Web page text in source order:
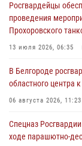
06 августа 2026, 12:05
В Белгороде
областного центра
Росгвардия
83-й годовщины
06 августа 2026, 06:54
Росгвардейцы
проведения
Прохоровского
13 июля 2026, 06:35
В Белгороде
областного центра
06 августа 2026, 11:23
Спецназ
ходе парашютно-